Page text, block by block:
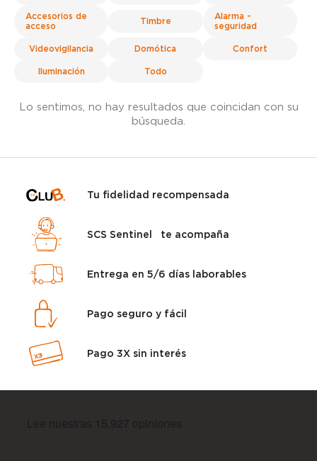
Accesorios de
acceso
Timbre
Alarma -
seguridad
Videovigilancia Domótica Confort
Iluminación Todo
Lo sentimos, no hay resultados que coincidan con su
búsqueda.
Tu fidelidad recompensada
SCS Sentinel te acompaña
Entrega en 5/6 días laborables
Pago seguro y fácil
Pago 3X sin interés